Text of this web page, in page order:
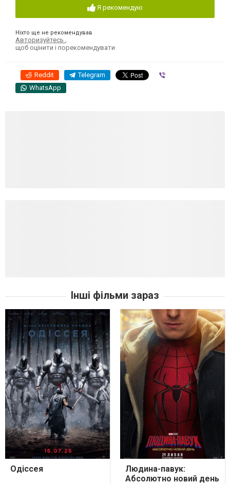
Я рекомендую
Ніхто ще не рекомендував
Авторизуйтесь ,
щоб оцінити і порекомендувати
Reddit Telegram
WhatsApp
Інші фільми зараз
Одіссея
Людина-павук:
Абсолютно новий день